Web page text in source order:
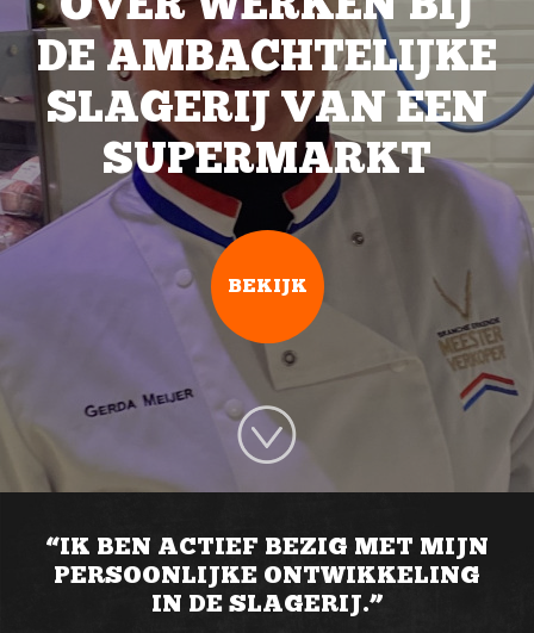
DE AMBACHTELIJKE
SLAGERIJ VAN EEN
SUPERMARKT
BEKIJK
“IK BEN ACTIEF BEZIG MET MIJN
PERSOONLIJKE ONTWIKKELING
IN DE SLAGERIJ.”